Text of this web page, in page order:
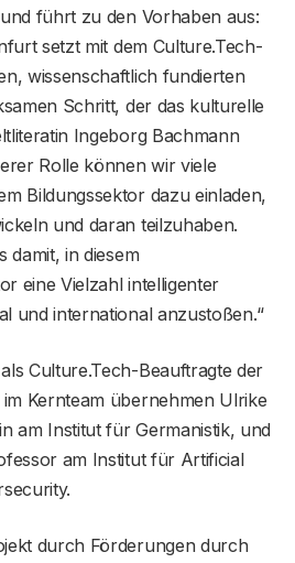
führt zu den Vorhaben aus:
setzt mit dem Culture.Tech-
wissenschaftlich fundierten
Schritt, der das kulturelle
Ingeborg Bachmann
Rolle können wir viele
Bildungssektor dazu einladen,
und daran teilzuhaben.
damit, in diesem
eine Vielzahl intelligenter
und international anzustoßen.“
Culture.Tech-Beauftragte der
Kernteam übernehmen Ulrike
am Institut für Germanistik, und
am Institut für Artificial
durch Förderungen durch